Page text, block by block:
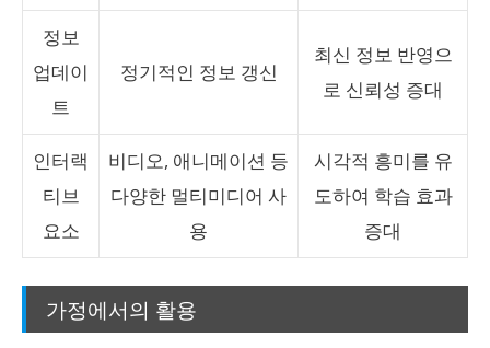
정보
업데이
트
정기적인 정보 갱신
최신 정보 반영으
로 신뢰성 증대
인터랙
티브
요소
비디오, 애니메이션 등
다양한 멀티미디어 사
용
시각적 흥미를 유
도하여 학습 효과
증대
가정에서의 활용